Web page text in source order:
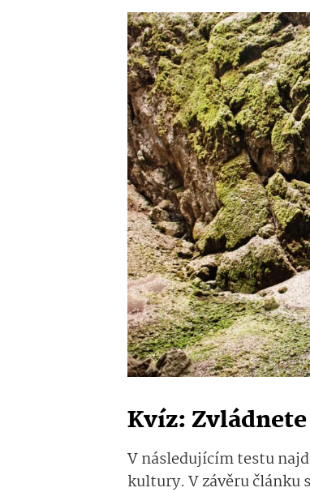
Kvíz:
V následujícím testu
kultury. V závěru článku